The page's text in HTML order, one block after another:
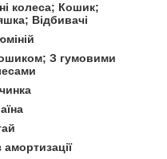
колеса; Кошик;
Відбивачі
З гумовими
амортизації